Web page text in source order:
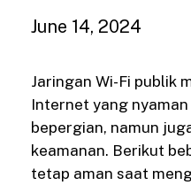
June 14, 2024
Jaringan Wi-Fi publik
Internet yang
bepergian, namun
keamanan. Berikut
tetap aman saat